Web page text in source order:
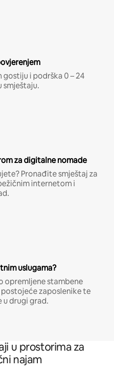
gostiju i podrška 0 – 24
za digitalne nomade
Pronađite smještaj za
internetom i
uslugama?
opremljene stambene
zaposlenike te
u drugi grad.
u prostorima za
najam